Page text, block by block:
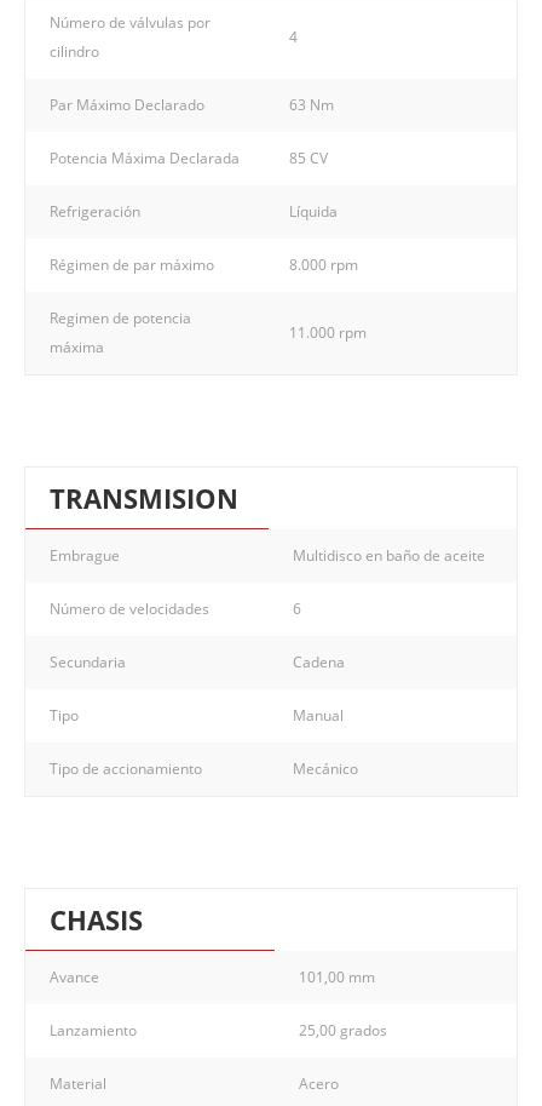
Número de válvulas por
cilindro
4
Par Máximo Declarado 63 Nm
Potencia Máxima Declarada 85 CV
Refrigeración Líquida
Régimen de par máximo 8.000 rpm
Regimen de potencia
máxima
11.000 rpm
TRANSMISION
Embrague Multidisco en baño de aceite
Número de velocidades 6
Secundaria Cadena
Tipo Manual
Tipo de accionamiento Mecánico
CHASIS
Avance 101,00 mm
Lanzamiento 25,00 grados
Material Acero